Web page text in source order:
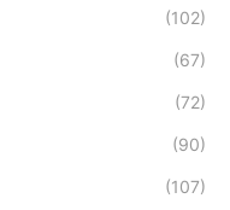
(102)
(67)
(72)
(90)
(107)